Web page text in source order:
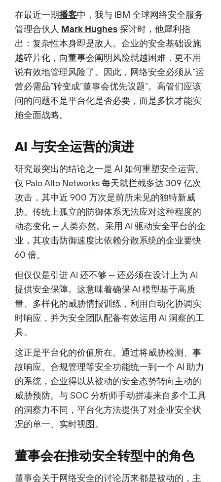
在最近一期播客中，我与 IBM 全球网络安全服务
管理合伙人 Mark Hughes探讨时，他犀利指
出：复杂性本身即是敌人。企业的安全基础设施
越碎片化，向董事会阐明风险就越困难，更不用
说有效地管理风险了。因此，网络安全必须从“运
营必需品”转变成“董事会优先议题”。高管们应该
问的问题不是平台化是否必要，而是多快才能实
施全面战略。
AI 与安全运营的演进
研究最突出的结论之一是 AI 如何重塑安全运营。
仅 Palo Alto Networks 每天就拦截多达 309 亿次
攻击，其中近 900 万次是前所未见的独特新威
胁。传统上孤立的防御体系无法应对这种程度的
动态变化 — 人类亦然。采用 AI 驱动安全平台的企
业，其攻击防御速度比依赖分散系统的企业要快
60 倍。
但仅仅是引进 AI 还不够 — 还必须在设计上为 AI
提供安全保障。这意味着确保 AI 模型基于高质
量、多样化的威胁情报训练，利用自动化协调实
时响应，并为安全团队配备有效运用 AI 洞察的工
具。
这正是平台化的价值所在。通过将威胁检测、事
故响应、合规管理等安全功能统一到一个 AI 助力
的系统，企业得以从被动的安全态势转向主动的
威胁预防。与 SOC 分析师手动拼凑来自多个工具
的洞察力不同，平台化方法提供了对企业安全状
况的单一、实时视图。
董事会在推动安全转型中的角色
董事会关于网络安全的讨论历来都是被动的，主